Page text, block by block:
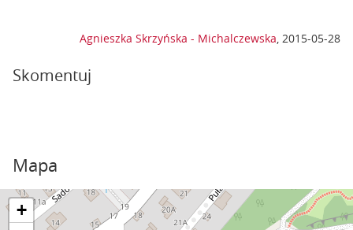
Agnieszka Skrzyńska - Michalczewska, 2015-05-28
Skomentuj
Mapa
+